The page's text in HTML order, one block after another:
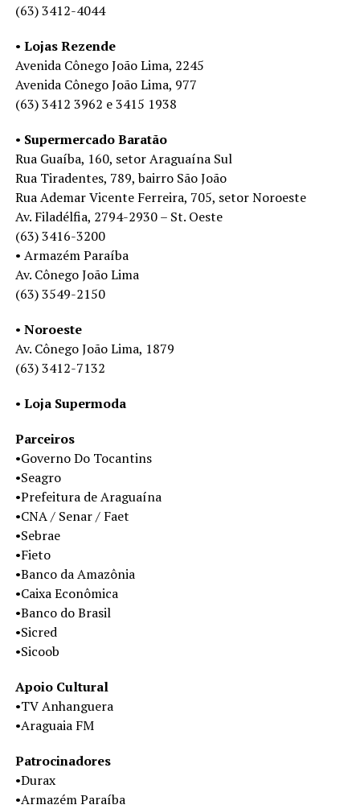
(63) 3412-4044
• Lojas Rezende
Avenida Cônego João Lima, 2245
Avenida Cônego João Lima, 977
(63) 3412 3962 e 3415 1938
• Supermercado Baratão
Rua Guaíba, 160, setor Araguaína Sul
Rua Tiradentes, 789, bairro São João
Rua Ademar Vicente Ferreira, 705, setor Noroeste
Av. Filadélfia, 2794-2930 – St. Oeste
(63) 3416-3200
• Armazém Paraíba
Av. Cônego João Lima
(63) 3549-2150
• Noroeste
Av. Cônego João Lima, 1879
(63) 3412-7132
• Loja Supermoda
Parceiros
•Governo Do Tocantins
•Seagro
•Prefeitura de Araguaína
•CNA / Senar / Faet
•Sebrae
•Fieto
•Banco da Amazônia
•Caixa Econômica
•Banco do Brasil
•Sicred
•Sicoob
Apoio Cultural
•TV Anhanguera
•Araguaia FM
Patrocinadores
•Durax
•Armazém Paraíba